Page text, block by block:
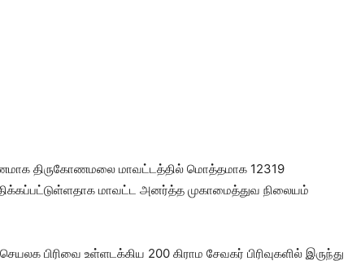
திருகோணமலை மாவட்டத்தில் மொத்தமாக 12319
மாவட்ட அனர்த்த முகாமைத்துவ நிலையம்
பிரிவை உள்ளடக்கிய 200 கிராம சேவகர் பிரிவுகளில் இருந்து